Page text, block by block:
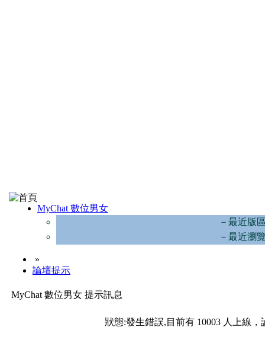
MyChat 數位男女
－最近版
－最近瀏
»
論壇提示
MyChat 數位男女 提示訊息
狀態:發生錯誤,目前有 10003 人上線